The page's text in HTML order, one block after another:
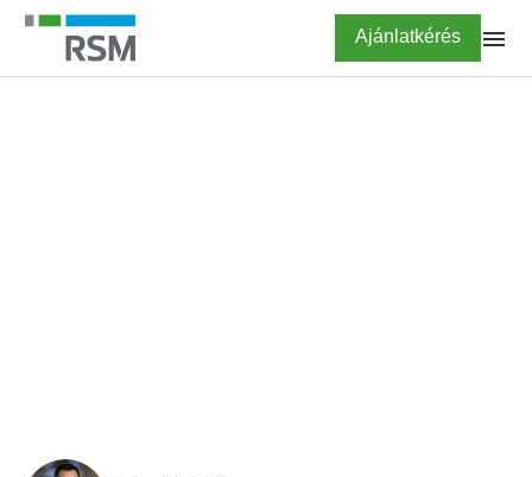
Ugrás
tartalomra
Highlighted
Ajánlatkérés